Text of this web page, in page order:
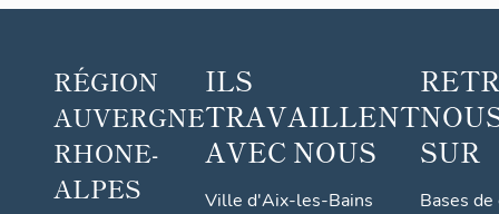
RÉGION
AUVERGNE
RHONE-
ALPES
ILS
TRAVAILLENT
AVEC NOUS
Ville d'Aix-les-Bains
SUR
Bases